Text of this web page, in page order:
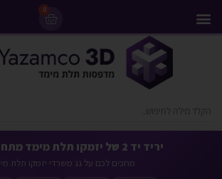
0
יריד יד 2 של יזמקו תלת מימד מתחיל עכשיו
מחכים לכם על גג משרדי יזמקו תלת